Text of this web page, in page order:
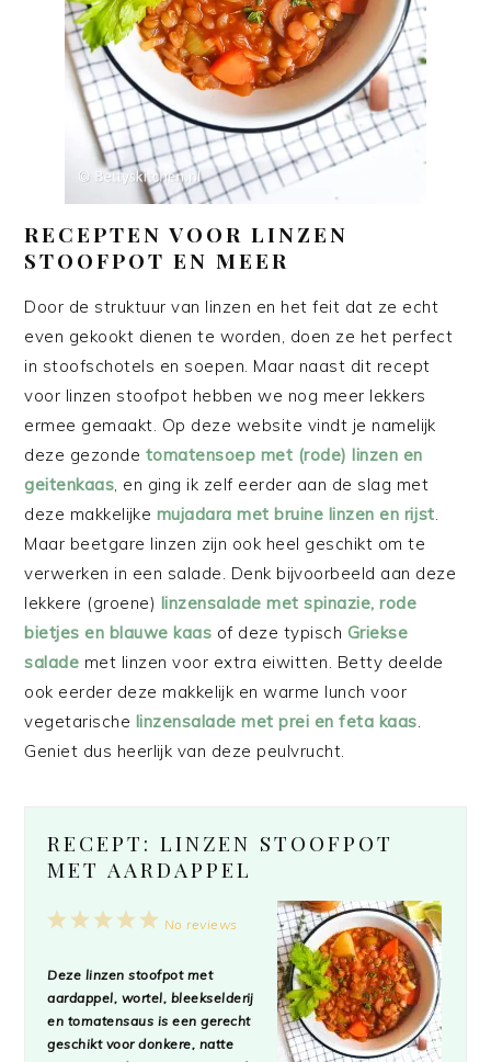
RECEPTEN VOOR LINZEN
STOOFPOT EN MEER
Door de struktuur van linzen en het feit dat ze echt
even gekookt dienen te worden, doen ze het perfect
in stoofschotels en soepen. Maar naast dit recept
voor linzen stoofpot hebben we nog meer lekkers
ermee gemaakt. Op deze website vindt je namelijk
deze gezonde tomatensoep met (rode) linzen en
geitenkaas, en ging ik zelf eerder aan de slag met
deze makkelijke mujadara met bruine linzen en rijst.
Maar beetgare linzen zijn ook heel geschikt om te
verwerken in een salade. Denk bijvoorbeeld aan deze
lekkere (groene) linzensalade met spinazie, rode
bietjes en blauwe kaas of deze typisch Griekse
salade met linzen voor extra eiwitten. Betty deelde
ook eerder deze makkelijk en warme lunch voor
vegetarische linzensalade met prei en feta kaas.
Geniet dus heerlijk van deze peulvrucht.
RECEPT: LINZEN STOOFPOT
MET AARDAPPEL
5
4
3
2
1
No reviews
Deze linzen stoofpot met
aardappel, wortel, bleekselderij
en tomatensaus is een gerecht
geschikt voor donkere, natte